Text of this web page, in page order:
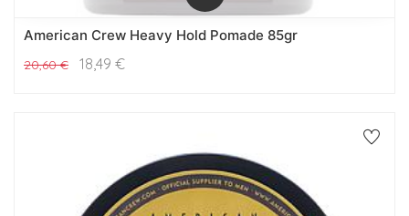
American Crew Heavy Hold Pomade 85gr
20,60€ 18,49 €